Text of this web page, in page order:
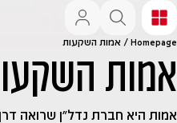
Homepage
/ אמות השקעות
אמות
אמות היא חברת נדל״ן שרואה